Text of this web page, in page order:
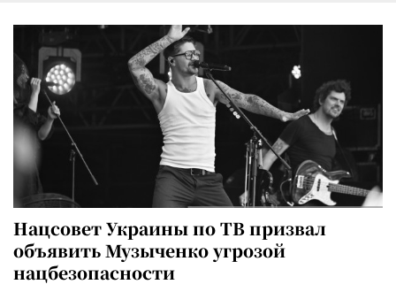
Нацсовет Украины по ТВ призвал
объявить Музыченко угрозой
нацбезопасности